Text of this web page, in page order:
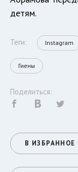
детям.
Теги: Instagram
Гиены
Поделиться:
В ИЗБРАННОЕ